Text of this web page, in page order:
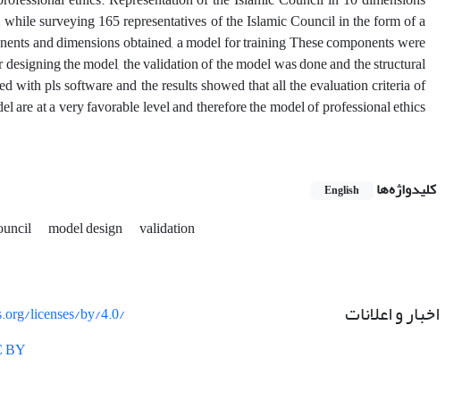
surveying 165 representatives of the Islamic Council in the form of a
and dimensions obtained, a model for training These components were
the model, the validation of the model was done and the structural
with pls software and the results showed that all the evaluation criteria of
are at a very favorable level and therefore the model of professional ethics
کلیدواژه‌ها English
model design validation
اخبار و اعلانات
licenses/by/4.0/
BY